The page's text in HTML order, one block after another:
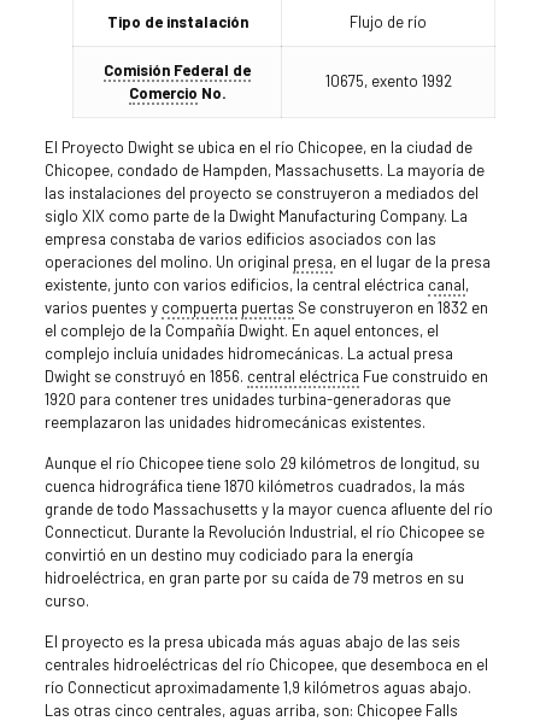
Tipo de instalación Flujo de río
Comisión Federal de
Comercio No.
10675, exento 1992
El Proyecto Dwight se ubica en el río Chicopee, en la ciudad de
Chicopee, condado de Hampden, Massachusetts. La mayoría de
las instalaciones del proyecto se construyeron a mediados del
siglo XIX como parte de la Dwight Manufacturing Company. La
empresa constaba de varios edificios asociados con las
operaciones del molino. Un original presa, en el lugar de la presa
existente, junto con varios edificios, la central eléctrica canal,
varios puentes y compuerta puertas Se construyeron en 1832 en
el complejo de la Compañía Dwight. En aquel entonces, el
complejo incluía unidades hidromecánicas. La actual presa
Dwight se construyó en 1856. central eléctrica Fue construido en
1920 para contener tres unidades turbina-generadoras que
reemplazaron las unidades hidromecánicas existentes.
Aunque el río Chicopee tiene solo 29 kilómetros de longitud, su
cuenca hidrográfica tiene 1870 kilómetros cuadrados, la más
grande de todo Massachusetts y la mayor cuenca afluente del río
Connecticut. Durante la Revolución Industrial, el río Chicopee se
convirtió en un destino muy codiciado para la energía
hidroeléctrica, en gran parte por su caída de 79 metros en su
curso.
El proyecto es la presa ubicada más aguas abajo de las seis
centrales hidroeléctricas del río Chicopee, que desemboca en el
río Connecticut aproximadamente 1,9 kilómetros aguas abajo.
Las otras cinco centrales, aguas arriba, son: Chicopee Falls